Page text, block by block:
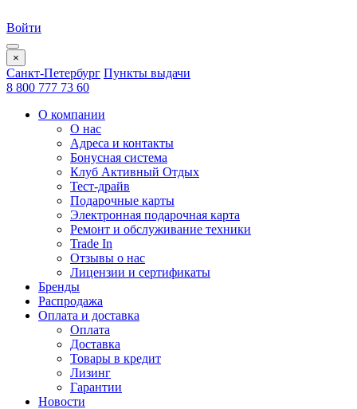
Войти
×
Санкт-Петербург Пункты выдачи
8 800 777 73 60
О компании
О нас
Адреса и контакты
Бонусная система
Клуб Активный Отдых
Тест-драйв
Подарочные карты
Электронная подарочная карта
Ремонт и обслуживание техники
Trade In
Отзывы о нас
Лицензии и сертификаты
Бренды
Распродажа
Оплата и доставка
Оплата
Доставка
Товары в кредит
Лизинг
Гарантии
Новости